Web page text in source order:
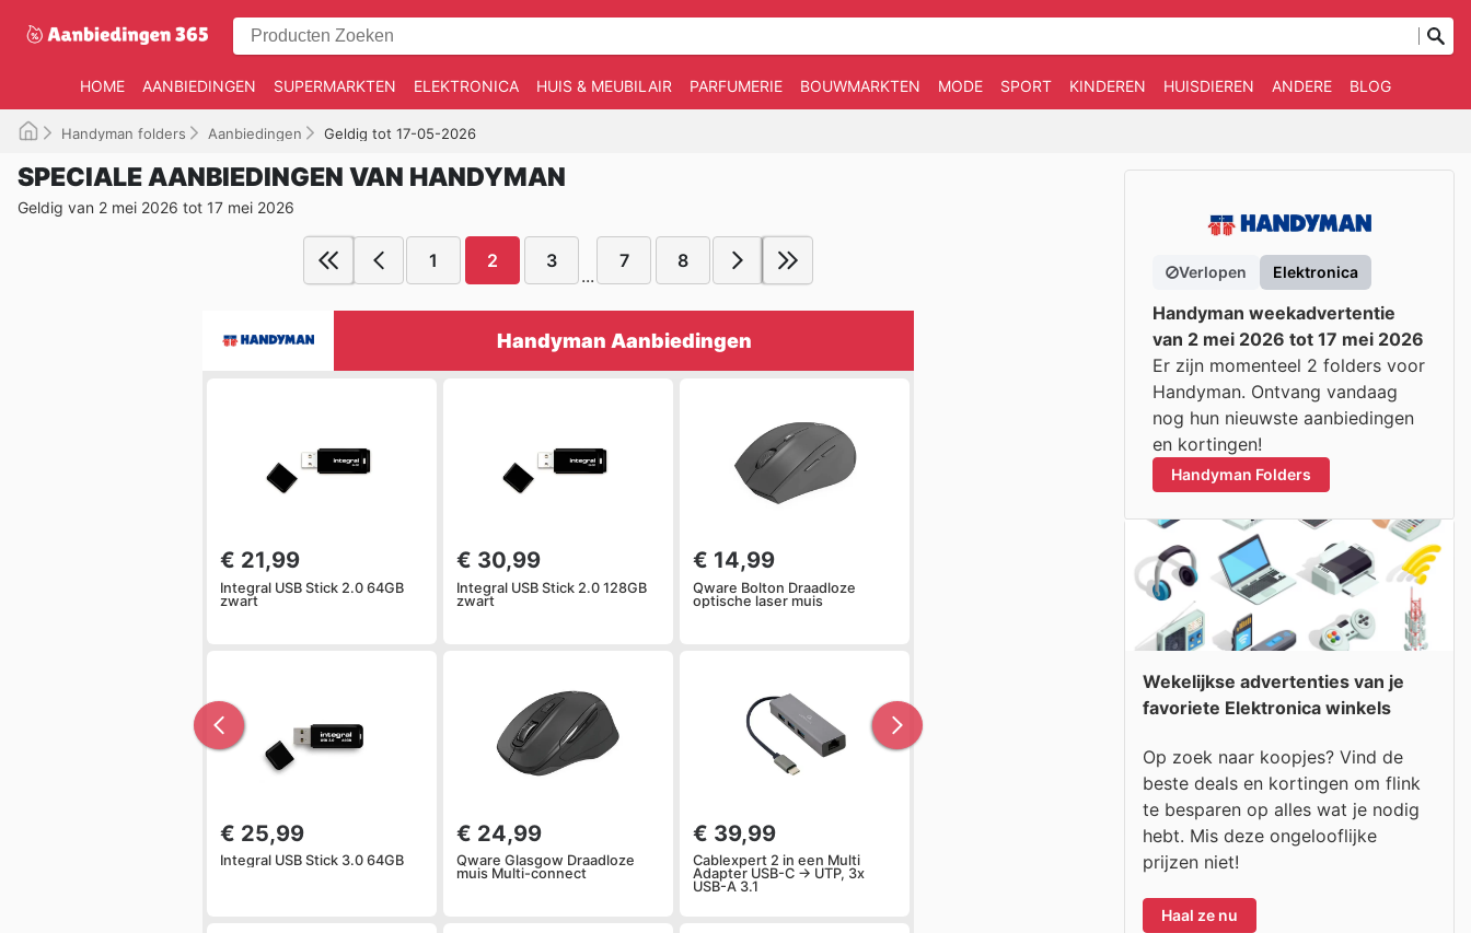
HOME AANBIEDINGEN SUPERMARKTEN ELEKTRONICA HUIS & MEUBILAIR PARFUMERIE BOUWMARKTEN MODE SPORT KINDEREN HUISDIEREN ANDERE BLOG
Handyman folders Aanbiedingen Geldig tot 17-05-2026
SPECIALE AANBIEDINGEN VAN HANDYMAN
Geldig van 2 mei 2026 tot 17 mei 2026
1 2 3
...
7 8
Handyman Aanbiedingen
€ 21,99
Integral USB Stick 2.0 64GB
zwart
€ 30,99
Integral USB Stick 2.0 128GB
zwart
€ 14,99
Qware Bolton Draadloze
optische laser muis
€ 25,99
Integral USB Stick 3.0 64GB
€ 24,99
Qware Glasgow Draadloze
muis Multi-connect
€ 39,99
Cablexpert 2 in een Multi
Adapter USB-C -> UTP, 3x
USB-A 3.1
Verlopen Elektronica
Handyman weekadvertentie
van 2 mei 2026 tot 17 mei 2026
Er zijn momenteel 2 folders voor
Handyman. Ontvang vandaag
nog hun nieuwste aanbiedingen
en kortingen!
Handyman Folders
Wekelijkse advertenties van je
favoriete Elektronica winkels
Op zoek naar koopjes? Vind de
beste deals en kortingen om flink
te besparen op alles wat je nodig
hebt. Mis deze ongelooflijke
prijzen niet!
Haal ze nu